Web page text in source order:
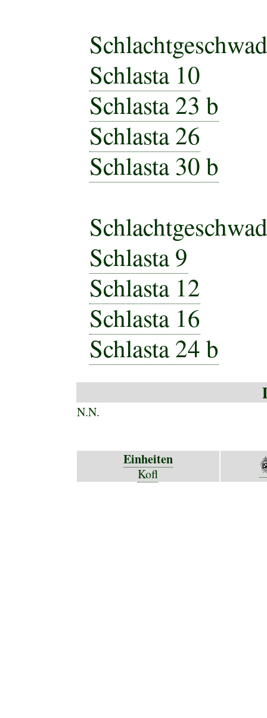
Schlasta 10
Schlasta 23 b
Schlasta 26
Schlasta 30 b
Schlasta 9
Schlasta 12
Schlasta 16
Schlasta 24 b
N.N.
Einheiten
Kofl